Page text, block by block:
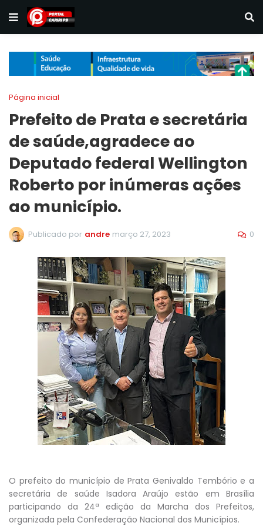
Página inicial
Prefeito de Prata e secretária
de saúde,agradece ao
Deputado federal Wellington
Roberto por inúmeras ações
ao município.
Publicado por andre março 27, 2023 0
O prefeito do município de Prata Genivaldo Tembório e a
secretária de saúde Isadora Araújo estão em Brasília
participando da 24ª edição da Marcha dos Prefeitos,
organizada pela Confederação Nacional dos Municípios.